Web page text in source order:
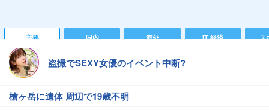
主要 国内 海外 IT 経済 ス
盗撮でSEXY女優のイベント中断?
槍ヶ岳に遺体 周辺で19歳不明